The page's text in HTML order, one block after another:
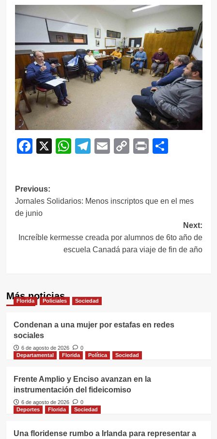
Facebook
X WhatsApp
Telegram
EmailCopy
Print
Navegación
de
entradas
Previous:
Jornales Solidarios: Menos inscriptos que en el mes
de junio
Next:
Increíble kermesse creada por alumnos de 6to año de
escuela Canadá para viaje de fin de año
Más noticias
Florida Policiales Sociedad
Condenan a una mujer por estafas en redes
sociales
6 de agosto de 2026
0
Departamental
Florida Política Sociedad
Frente Amplio y Enciso avanzan en la
instrumentación del fideicomiso
6 de agosto de 2026
0
Deportes
Florida Sociedad
Una floridense rumbo a Irlanda para representar a